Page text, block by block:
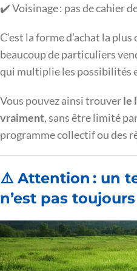
✔️ Voisinage : pas de cahier
C’est la forme d’achat la
beaucoup de particuliers
qui multiplie les possibilités
Vous pouvez ainsi trouverle
vraiment, sans être limité
programme collectif ou des
⚠️ Attention : un
n’est pas